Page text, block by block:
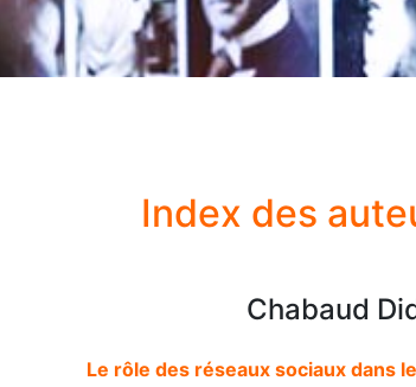
Index des
Chabaud
Le rôle des réseaux sociaux dans